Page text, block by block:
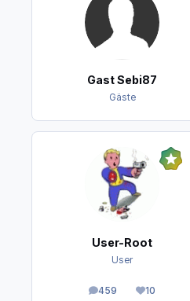
Gast Sebi87
Gäste
User-Root
User
459
Beiträge 10
Reputation